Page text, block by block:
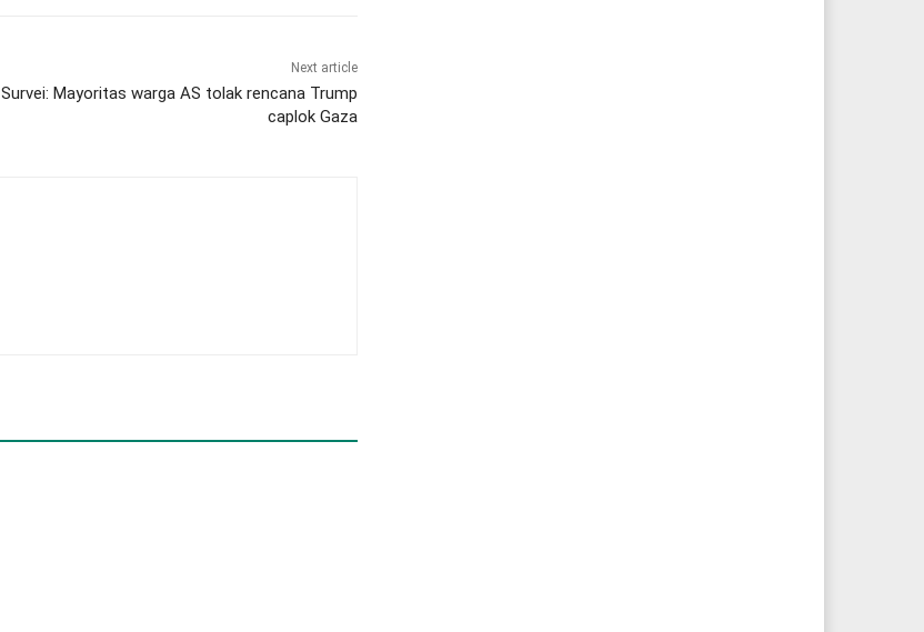
Next article
Survei: Mayoritas warga AS tolak rencana Trump
caplok Gaza